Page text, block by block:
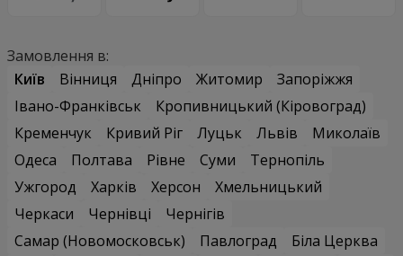
Замовлення в:
Київ
Вінниця Дніпро Житомир
Запоріжжя
Івано-Франківськ
Кропивницький (Кіровоград)
Кременчук
Кривий Ріг Луцьк Львів
Миколаїв
Одеса
Полтава Рівне Суми
Тернопіль
Ужгород
Харків Херсон
Хмельницький
Черкаси
Чернівці
Чернігів
Самар (Новомосковськ)
Павлоград
Біла Церква